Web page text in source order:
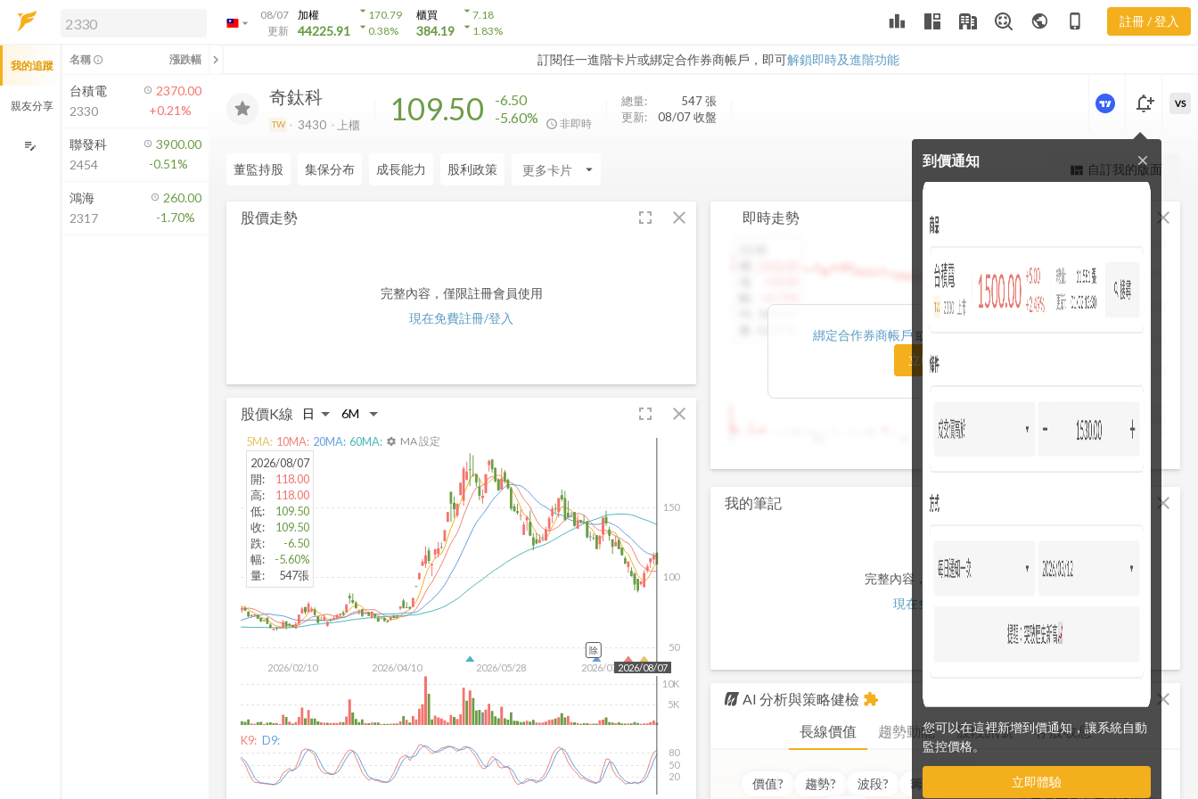
arrow_drop_down
08/07
更新
加權
44225.91
arrow_drop_down170.79
arrow_drop_down0.38%
櫃買
384.19
arrow_drop_down7.18
arrow_drop_down1.83% leaderboard public phone_iphone 註冊 / 登入
訂閱任一進階卡片或綁定合作券商帳戶，即可解鎖即時及進階功能
解鎖即時行情及進階功能
方案」，即可解鎖以下功能：
即時行情
即時市況與排行
成交金額熱力圖
前往方案訂閱
如何綁定合作券商
3430
奇鈦科
TW 3430 上櫃 109.50
-6.50
-5.60%
非即時
總量: 547張
更新:
08/07 收盤
更強大的進階價量圖表
notification_add
到價通知
您可以在這裡新增到價通知，讓系統自動
監控價格。
立即體驗
close
VS
董監持股 集保分布 成長能力 股利政策 arrow_drop_down view_quilt 自訂我的版面
股價走勢 fullscreen close
完整內容，僅限註冊會員使用
現在免費註冊/登入
股價K線 fullscreen close
2026/02/10 2026/04/10 2026/05/28 2026/07/16
50
100
150
2026/08/07
5K
10K
2026/08/07
開:
118.00
高:
118.00
低:
109.50
收:
109.50
跌:
-6.50
幅:
-5.60%
量: 547張
5MA: 10MA: 20MA: 60MA: settings MA 設定
除
K9: D9:
20
50
80
即時走勢 close
13
1420.00
13:30
綁定合作券商帳戶 或「訂閱任一方案」即可解鎖
立即前往訂閱
我的筆記 close
完整內容，僅限註冊會員使用
現在免費註冊/登入
AI 分析與策略健檢 close
extension
長線價值 趨勢動能 波段訊號 存股收息
價值? 趨勢? 波段? 籌碼 價值??
我的追蹤
親友分享
edit_note
名稱 info_outline 漲跌幅 chevron_left
台積電
2330
2370.00
+0.21%
聯發科
2454
3900.00
-0.51%
鴻海
2317
260.00
-1.70%